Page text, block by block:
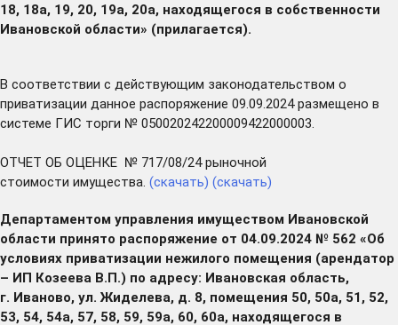
18, 18а, 19, 20, 19а, 20а, находящегося в собственности
Ивановской области» (прилагается).
В соответствии с действующим законодательством о
приватизации данное распоряжение 09.09.2024 размещено в
системе ГИС торги № 050020242200009422000003.
ОТЧЕТ ОБ ОЦЕНКЕ № 717/08/24 рыночной
стоимости имущества. (скачать) (скачать)
Департаментом управления имуществом Ивановской
области принято распоряжение от 04.09.2024 № 562 «Об
условиях приватизации нежилого помещения (арендатор
– ИП Козеева В.П.) по адресу: Ивановская область,
г. Иваново, ул. Жиделева, д. 8, помещения 50, 50а, 51, 52,
53, 54, 54а, 57, 58, 59, 59а, 60, 60а, находящегося в